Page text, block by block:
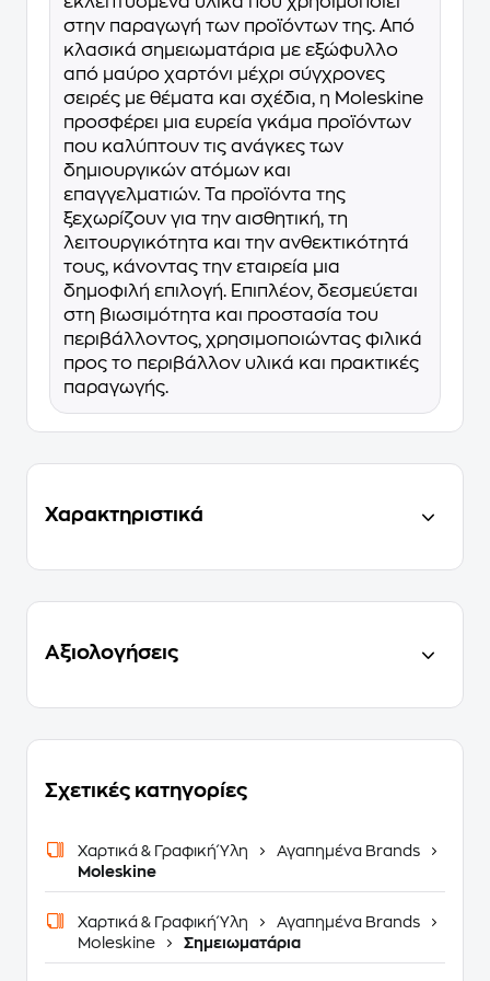
στην παραγωγή των προϊόντων της. Από
κλασικά σημειωματάρια με εξώφυλλο
από μαύρο χαρτόνι μέχρι σύγχρονες
σειρές με θέματα και σχέδια, η Moleskine
προσφέρει μια ευρεία γκάμα προϊόντων
που καλύπτουν τις ανάγκες των
δημιουργικών ατόμων και
επαγγελματιών. Τα προϊόντα της
ξεχωρίζουν για την αισθητική, τη
λειτουργικότητα και την ανθεκτικότητά
τους, κάνοντας την εταιρεία μια
δημοφιλή επιλογή. Επιπλέον, δεσμεύεται
στη βιωσιμότητα και προστασία του
περιβάλλοντος, χρησιμοποιώντας φιλικά
προς το περιβάλλον υλικά και πρακτικές
παραγωγής.
Χαρακτηριστικά
Αξιολογήσεις
Σχετικές κατηγορίες
Χαρτικά & Γραφική Ύλη
Αγαπημένα Brands
Moleskine
Χαρτικά & Γραφική Ύλη
Αγαπημένα Brands
Moleskine
Σημειωματάρια